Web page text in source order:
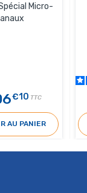
Micro-
€10 TTC
AU PANIER